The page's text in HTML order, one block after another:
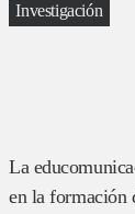
Investigación
La
en la formación